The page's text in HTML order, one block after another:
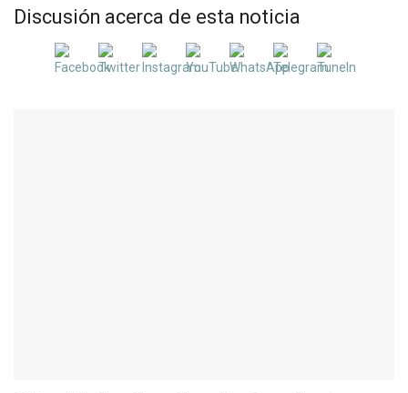
Discusión acerca de esta noticia